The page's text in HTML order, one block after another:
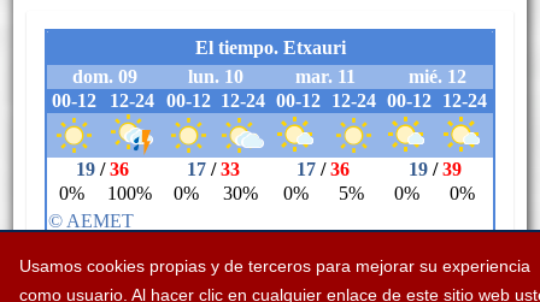
Usamos cookies propias y de terceros para mejorar su experiencia
como usuario. Al hacer clic en cualquier enlace de este sitio web